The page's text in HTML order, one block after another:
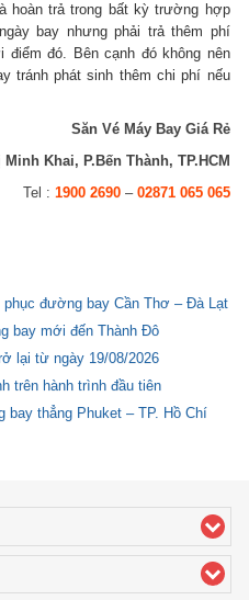
hoàn trả trong bất kỳ trường hợp
bay nhưng phải trả thêm phí
đó. Bên cạnh đó không nên
tránh phát sinh thêm chi phí nếu
Săn Vé Máy Bay Giá Rẻ
Khai, P.Bến Thành, TP.HCM
Tel : 1900 2690– 02871 065 065
đường bay Cần Thơ – Đà Lạt
bay mới đến Thành Đô
lại từ ngày 19/08/2026
trên hành trình đầu tiên
bay thẳng Phuket – TP. Hồ Chí
contents
contents